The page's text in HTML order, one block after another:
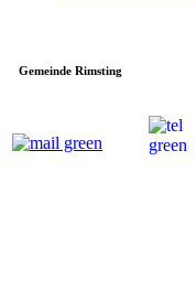
Gemeinde Rimsting